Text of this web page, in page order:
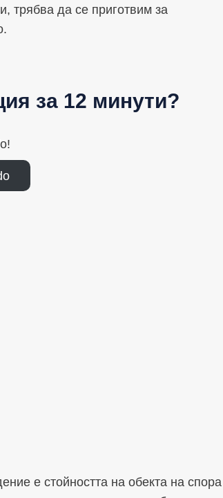
трябва да се приготвим за
за 12 минути?
е стойността на обекта на спора